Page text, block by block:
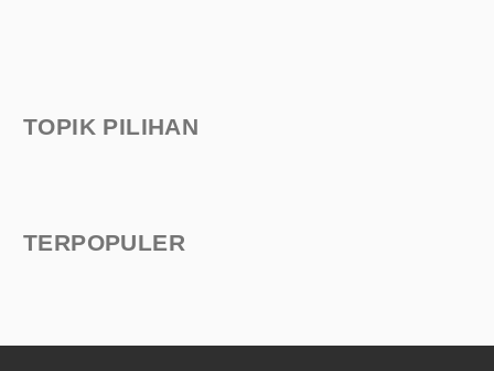
TOPIK PILIHAN
TERPOPULER